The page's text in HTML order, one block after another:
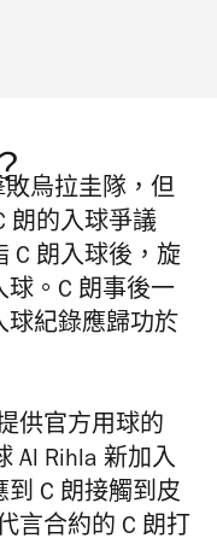
烏拉圭隊，但
朗的入球爭議
C 朗入球後，旋
。C 朗事後一
球紀錄應歸功於
供官方用球的
Al Rihla 新加入
C 朗接觸到皮
言合約的 C 朗打